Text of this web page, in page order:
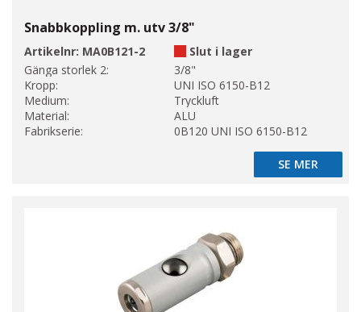
Snabbkoppling m. utv 3/8"
Artikelnr: MA0B121-2
Slut i lager
Gänga storlek 2:
3/8"
Kropp:
UNI ISO 6150-B12
Medium:
Tryckluft
Material:
ALU
Fabrikserie:
0B120 UNI ISO 6150-B12
SE MER
SE MER